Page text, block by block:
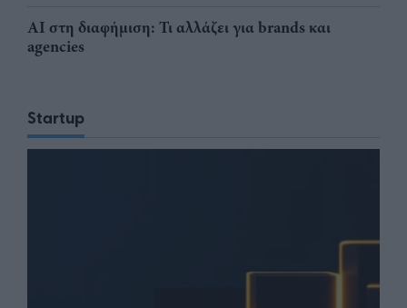
AI στη διαφήμιση: Τι αλλάζει για brands και
agencies
Startup